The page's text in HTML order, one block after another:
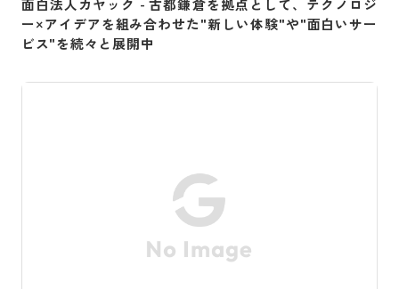
面白法人カヤック -古都鎌倉を拠点として、テクノロジ
ー×アイデアを組み合わせた"新しい体験"や"面白いサー
ビス"を続々と展開中